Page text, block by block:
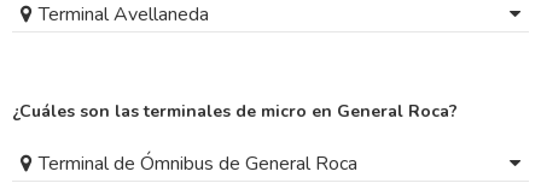
Terminal Avellaneda
¿Cuáles son las terminales de micro en General Roca?
Terminal de Ómnibus de General Roca